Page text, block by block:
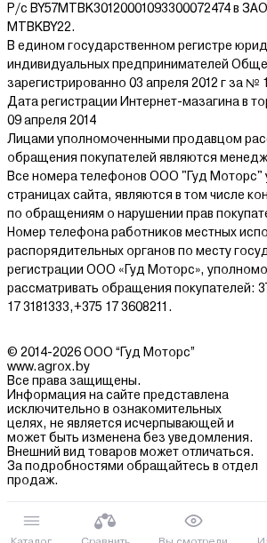
Р/с BY57MTBK30120001093300072474 в
MTBKBY22.
В едином государственном регистре
индивидуальных предпринимателей
зарегистрированно 03 апреля 2012 г за №
Дата регистрации Интернет-мазагина в
09 апреля 2014
Лицами уполномоченными продавцом
обращения покупателей являются
Все номера телефонов ООО "Гуд Моторс"
страницах сайта, являются в том числе
по обращениям о нарушении прав
Номер телефона работников местных
распорядительных органов по месту
регистрации ООО «Гуд Моторс»,
рассматривать обращения покупателей:
17 3181333,+375 17 3608211.
© 2014-2026 ООО “Гуд Моторс”
www.agrox.by
Все права защищены.
Информация на сайте представлена
исключительно в ознакомительных
целях, не является исчерпывающей и
может быть изменена без уведомления.
Внешний вид товаров может отличаться.
За подробностями обращайтесь в отдел
продаж.